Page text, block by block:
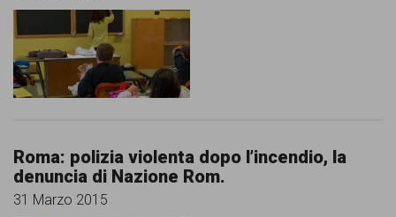
comunicazione
specificamente
fenomeno
del
Roma: polizia violenta dopo l’incendio, la
denuncia di Nazione Rom.
31 Marzo 2015